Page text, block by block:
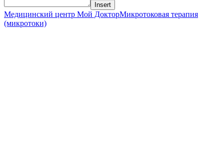
Insert
Медицинский центр Мой ДокторМикротоковая терапия
(микротоки)